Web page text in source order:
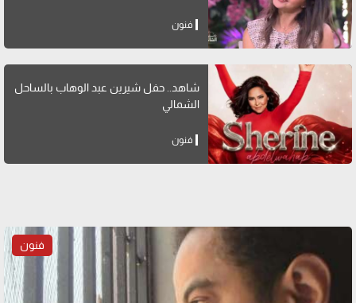
فنون
شاهد.. حفل شيرين عبد الوهاب بالساحل
الشمالي
فنون
فنون